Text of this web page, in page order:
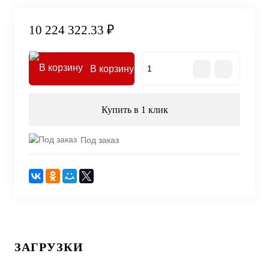
10 224 322.33 ₽
В корзину
Купить в 1 клик
Под заказ
ЗАГРУЗКИ